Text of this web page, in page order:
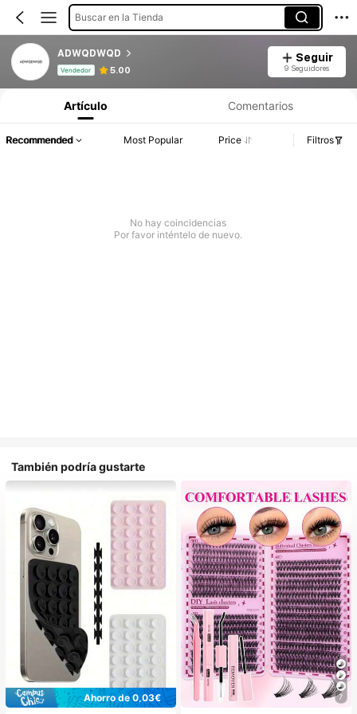
Buscar en la Tienda
ADWQDWQD
Vendedor 5.00
Seguir
9 Seguidores
Artículo Comentarios
Recommended Most Popular Price Filtros
No hay coincidencias
Por favor inténtelo de nuevo.
También podría gustarte
Ahorro de 0,03€
7